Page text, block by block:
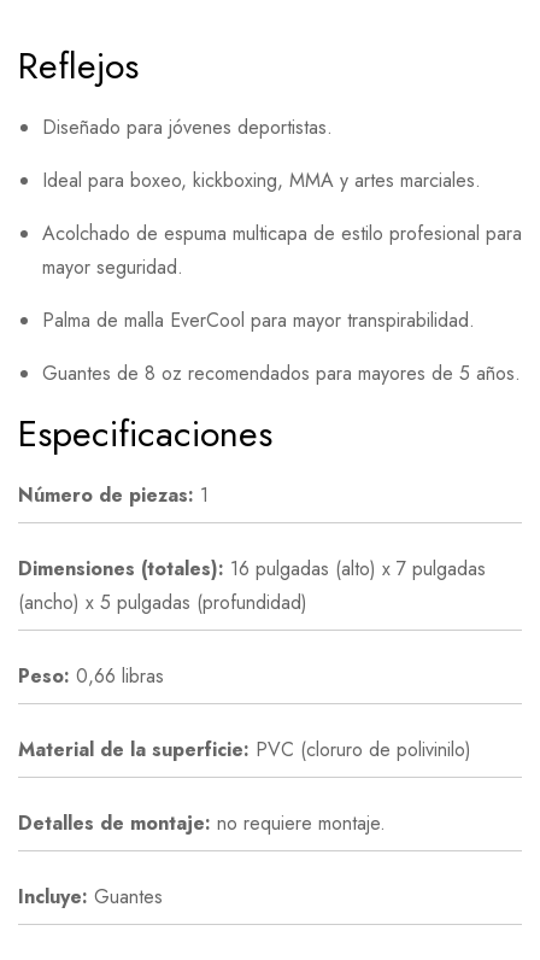
Reflejos
Diseñado para jóvenes deportistas.
Ideal para boxeo, kickboxing, MMA y artes marciales.
Acolchado de espuma multicapa de estilo profesional para
mayor seguridad.
Palma de malla EverCool para mayor transpirabilidad.
Guantes de 8 oz recomendados para mayores de 5 años.
Especificaciones
Número de piezas: 1
Dimensiones (totales): 16 pulgadas (alto) x 7 pulgadas
(ancho) x 5 pulgadas (profundidad)
Peso: 0,66 libras
Material de la superficie: PVC (cloruro de polivinilo)
Detalles de montaje: no requiere montaje.
Incluye: Guantes